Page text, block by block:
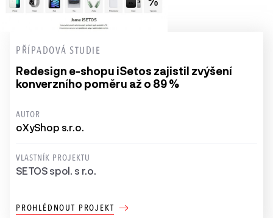
PŘÍPADOVÁ STUDIE
Redesign e-shopu iSetos zajistil zvýšení
konverzního poměru až o 89 %
AUTOR
oXyShop s.r.o.
VLASTNÍK PROJEKTU
SETOS spol. s r.o.
PROHLÉDNOUT PROJEKT